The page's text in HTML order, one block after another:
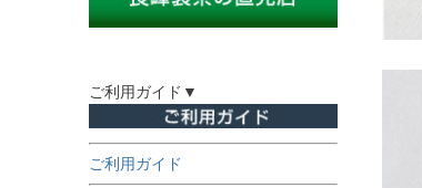
ご利用ガイド▼
ご利用ガイド